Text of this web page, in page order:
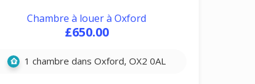
Chambre à louer à Oxford
£650.00
1 chambre dans Oxford, OX2 0AL